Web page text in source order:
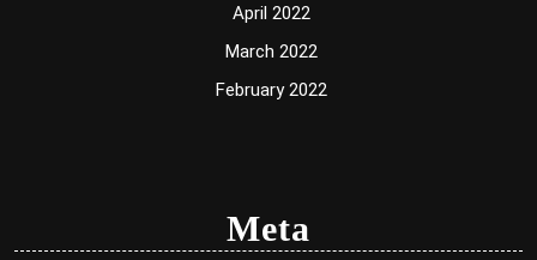
April 2022
March 2022
February 2022
Meta